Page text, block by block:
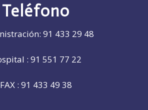
Teléfono
91 433 29 48
: 91 551 77 22
FAX : 91 433 49 38